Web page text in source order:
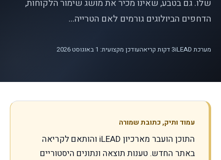
שלו. גם בטבע, שאינו מכיר את מושג שימור הלקוחות,
הדחפים הביולוגים גורמים לאם הטרייה...
מערכת iLEAD 3דקות קריאהעודכן מקצועית: 1 באוגוסט 2026
עמוד ותיק, כתובת שמורה
התוכן הועבר מארכיון iLEAD והותאם לקריאה
באתר החדש. טענות תוצאה ונתונים היסטוריים